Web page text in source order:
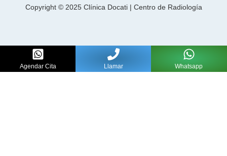
Copyright © 2025 Clínica Docati | Centro de Radiología
Agendar Cita Llamar Whatsapp